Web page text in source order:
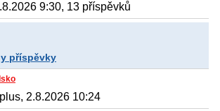
9:30, 13 příspěvků
příspěvky
2.8.2026 10:24